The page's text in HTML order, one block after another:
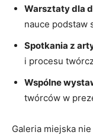
Warsztaty dla
nauce‌ podstaw
Spotkania z
i procesu
Wspólne
twórców w⁢
Galeria miejska